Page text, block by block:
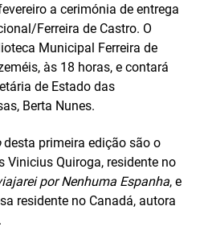
a cerimónia de entrega
Ferreira de Castro. O
Municipal Ferreira de
às 18 horas, e contará
de Estado das
Berta Nunes.
desta primeira edição são o
Vinicius Quiroga, residente no
por Nenhuma Espanha, e
residente no Canadá, autora